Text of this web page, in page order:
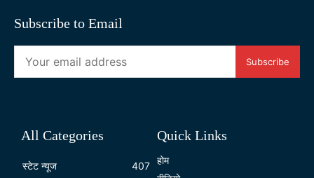
Subscribe to Email
Subscribe
All Categories
स्टेट न्यूज 407
Quick Links
होम